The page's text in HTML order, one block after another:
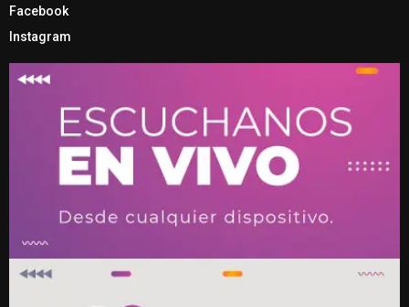
Facebook
Instagram